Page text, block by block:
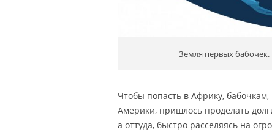
Земля первых бабочек.
Чтобы попасть в Африку,
Америки, пришлось проделать
а оттуда, быстро расселяясь на